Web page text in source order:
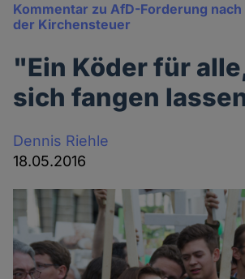
Kommentar zu AfD-Forderung
der Kirchensteuer
"Ein Köder für
sich fangen
Dennis Riehle
18.05.2016